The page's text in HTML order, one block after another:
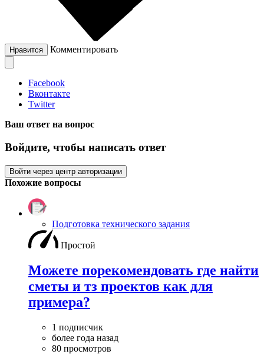
Нравится Комментировать
Facebook
Вконтакте
Twitter
Ваш ответ на вопрос
Войдите, чтобы написать ответ
Войти через центр авторизации
Похожие вопросы
Подготовка технического задания
Простой
Можете порекомендовать где найти
сметы и тз проектов как для
примера?
1 подписчик
более года назад
80 просмотров